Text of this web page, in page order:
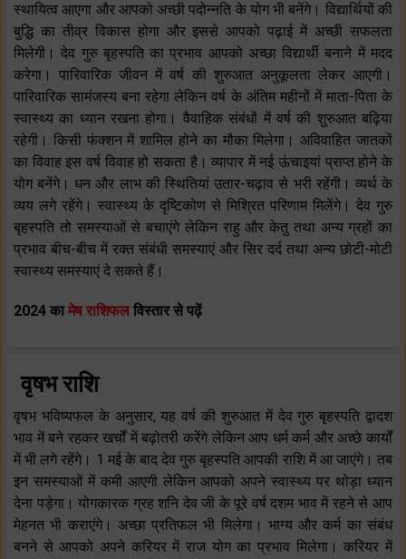
स्थायित्व आएगा और आपको अच्छी पदोन्नति के योग भी बनेंगे। विद्यार्थियों की
बुद्धि का तीव्र विकास होगा और इससे आपको पढ़ाई में अच्छी सफलता
मिलेगी। देव गुरु बृहस्पति का प्रभाव आपको अच्छा विद्यार्थी बनाने में मदद
करेगा। पारिवारिक जीवन में वर्ष की शुरुआत अनुकूलता लेकर आएगी।
पारिवारिक सामंजस्य बना रहेगा लेकिन वर्ष के अंतिम महीनों में माता-पिता के
स्वास्थ्य का ध्यान रखना होगा। वैवाहिक संबंधों में वर्ष की शुरुआत बढ़िया
रहेगी। किसी फंक्शन में शामिल होने का मौका मिलेगा। अविवाहित जातकों
का विवाह इस वर्ष विवाह हो सकता है। व्यापार में नई ऊंचाइयां प्राप्त होने के
योग बनेंगे। धन और लाभ की स्थितियां उतार-चढ़ाव से भरी रहेंगी। व्यर्थ के
व्यय लगे रहेंगे। स्वास्थ्य के दृष्टिकोण से मिश्रित परिणाम मिलेंगे। देव गुरु
बृहस्पति तो समस्याओं से बचाएंगे लेकिन राहु और केतु तथा अन्य ग्रहों का
प्रभाव बीच-बीच में रक्त संबंधी समस्याएं और सिर दर्द तथा अन्य छोटी-मोटी
स्वास्थ्य समस्याएं दे सकते हैं।
2024 कामेष राशिफलविस्तार से पढ़ें
वृषभ राशि
वृषभ भविष्यफल के अनुसार, यह वर्ष की शुरुआत में देव गुरु बृहस्पति द्वादश
भाव में बने रहकर खर्चों में बढ़ोतरी करेंगे लेकिन आप धर्म कर्म और अच्छे कार्यों
में भी लगे रहेंगे। 1 मई के बाद देव गुरु बृहस्पति आपकी राशि में आ जाएंगे। तब
इन समस्याओं में कमी आएगी लेकिन आपको अपने स्वास्थ्य पर थोड़ा ध्यान
देना पड़ेगा। योगकारक ग्रह शनि देव जी के पूरे वर्ष दशम भाव में रहने से आप
मेहनत भी कराएंगे। अच्छा प्रतिफल भी मिलेगा। भाग्य और कर्म का संबंध
बनने से आपको अपने करियर में राज योग का प्रभाव मिलेगा। करियर में